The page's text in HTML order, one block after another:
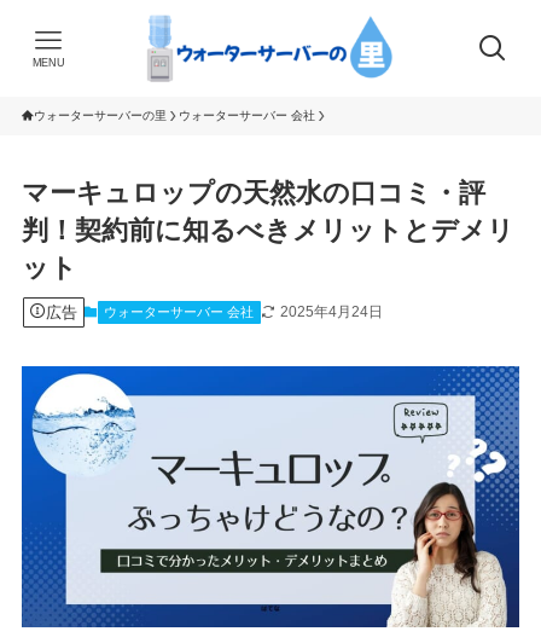
MENU
ウォーターサーバーの里 ウォーターサーバー 会社
マーキュロップの天然水の口コミ・評
判！契約前に知るべきメリットとデメリ
ット
広告 ウォーターサーバー 会社 2025年4月24日